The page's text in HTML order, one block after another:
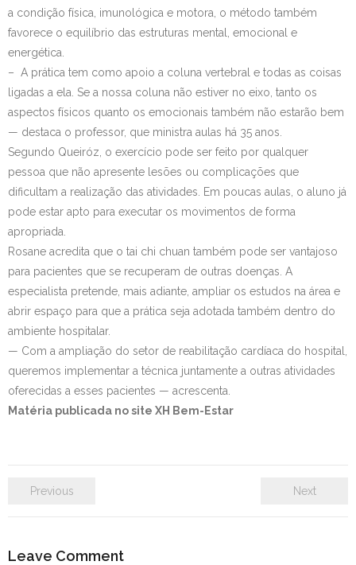
a condição física, imunológica e motora, o método também
favorece o equilíbrio das estruturas mental, emocional e
energética.
– A prática tem como apoio a coluna vertebral e todas as coisas
ligadas a ela. Se a nossa coluna não estiver no eixo, tanto os
aspectos físicos quanto os emocionais também não estarão bem
— destaca o professor, que ministra aulas há 35 anos.
Segundo Queiróz, o exercício pode ser feito por qualquer
pessoa que não apresente lesões ou complicações que
dificultam a realização das atividades. Em poucas aulas, o aluno já
pode estar apto para executar os movimentos de forma
apropriada.
Rosane acredita que o tai chi chuan também pode ser vantajoso
para pacientes que se recuperam de outras doenças. A
especialista pretende, mais adiante, ampliar os estudos na área e
abrir espaço para que a prática seja adotada também dentro do
ambiente hospitalar.
— Com a ampliação do setor de reabilitação cardíaca do hospital,
queremos implementar a técnica juntamente a outras atividades
oferecidas a esses pacientes — acrescenta.
Matéria publicada no site XH Bem-Estar
Previous Next
Leave Comment